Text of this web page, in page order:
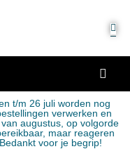
t/m 26 juli worden nog
verwerken en
augustus, op volgorde
maar reageren
voor je begrip!